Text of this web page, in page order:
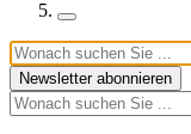
Newsletter abonnieren